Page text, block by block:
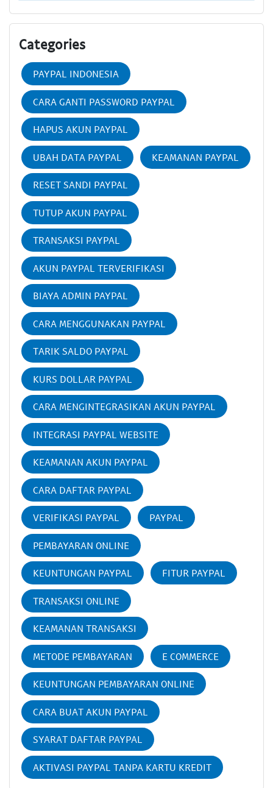
Categories
PAYPAL INDONESIA
CARA GANTI PASSWORD PAYPAL
HAPUS AKUN PAYPAL
UBAH DATA PAYPAL KEAMANAN PAYPAL
RESET SANDI PAYPAL
TUTUP AKUN PAYPAL
TRANSAKSI PAYPAL
AKUN PAYPAL TERVERIFIKASI
BIAYA ADMIN PAYPAL
CARA MENGGUNAKAN PAYPAL
TARIK SALDO PAYPAL
KURS DOLLAR PAYPAL
CARA MENGINTEGRASIKAN AKUN PAYPAL
INTEGRASI PAYPAL WEBSITE
KEAMANAN AKUN PAYPAL
CARA DAFTAR PAYPAL
VERIFIKASI PAYPAL PAYPAL
PEMBAYARAN ONLINE
KEUNTUNGAN PAYPAL FITUR PAYPAL
TRANSAKSI ONLINE
KEAMANAN TRANSAKSI
METODE PEMBAYARAN E COMMERCE
KEUNTUNGAN PEMBAYARAN ONLINE
CARA BUAT AKUN PAYPAL
SYARAT DAFTAR PAYPAL
AKTIVASI PAYPAL TANPA KARTU KREDIT